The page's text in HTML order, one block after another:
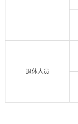
退休人员